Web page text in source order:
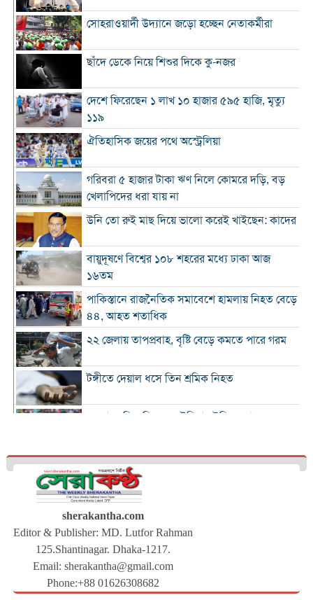
সোহরাওয়ার্দী উদ্যানে জড়ো হচ্ছেন নেতাকর্মীরা
ছাঁদে ডেকে নিয়ে শিশুর দিকে কু-নজর
দেশে ফিরেছেন ১ লাখ ১০ হাজার ৫৯৫ হাজি, মৃত্যু
১১৯
ঐতিহাসিক জয়ের পথে অস্ট্রেলিয়া
গরিবরা ৫ হাজার টাকা ঋণ নিলে কোমরে দড়ি, বড়
খেলাপিদের ধরা যায় না
উনি তো রুই মাছ দিয়ে ভালো করেই খাইছেন: কাদের
বায়ুদূষণে বিশ্বের ১০৮ শহরের মধ্যে ঢাকা আজ
১৬তম
পাকিস্তানে রাজনৈতিক সমাবেশে হামলায় নিহত বেড়ে
৪৪, আহত শতাধিক
২২ জেলায় তাপপ্রবাহ, বৃষ্টি বেড়ে কমতে পারে গরম
টঙ্গীতে দেয়াল ধসে তিন শ্রমিক নিহত
১২ রানে লিড নিয়ে অস্ট্রেলিয়ার ইনিংস শেষ
গলে যাওয়া হিমবাহ থেকে মিলল ৩৭ বছর আগে
নিখোঁজ পর্যটকের মরদেহ
শান্তিপূর্ণ নির্বাচনে রাজনৈতিক সমঝোতার বিকল্প
নেই
ঢাকায় আরও দেড় হাজার ডেঙ্গু শয্যা বাড়ছে :
স্বাস্থ্যমন্ত্রী
সারাদেশে বিএনপির নতুন কর্মসূচি ঘোষণা
sherakantha.com
Editor & Publisher: MD. Lutfor Rahman
125.Shantinagar. Dhaka-1217.
Email: sherakantha@gmail.com
Phone:+88 01626308682